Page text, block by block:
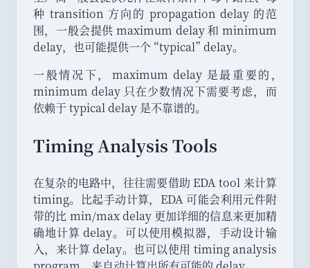
种 transition 方向的 propagation delay 的范
围，
一般会提供 maximum delay 和 minimum
delay， 也可能提供一个 “typical” delay。
一般情况下， maximum delay 是最重要的 ，
minimum delay 只在少数情况下需要考虑，
而
依赖于 typical delay 是不靠谱的。
Timing Analysis Tools
在复杂的电路中， 往往需要借助 EDA tool 来计算
timing。 比起手动计算，
EDA 可能会利用元件附
带的比 min/max delay 更加详细的信息来更加精
确地计算 delay。 可以使用模拟器，
手动设计输
入， 来计算 delay。 也可以使用 timing analysis